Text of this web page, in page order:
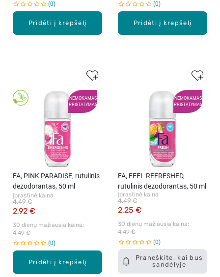
Pridėti į krepšelį
0
Pridėti į krepšelį
0
NEMOKAMAS
PRISTATYMAS
Pridėti į krepšelį
FA, PINK PARADISE, rutulinis
dezodorantas, 50 ml
Įprastinė kaina
2,92 €
4,49 €
30 dienų mažiausia kaina:
4,49 €
0
NEMOKAMAS
PRISTATYMAS
Praneškite, kai bus
sandėlyje
FA, FEEL REFRESHED,
rutulinis dezodorantas, 50 ml
Įprastinė kaina
2,25 €
4,49 €
30 dienų mažiausia kaina:
4,49 €
0